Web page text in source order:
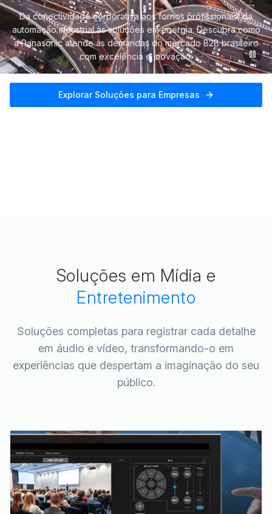
Da conectividade corporativa aos fornos profissionais, da
automação industrial às soluções em energia. Descubra como
a Panasonic atende às demandas do mercado B2B brasileiro
com excelência e inovação.
Explorar Soluções para Empresas
Soluções em Mídia e
Entretenimento
Soluções completas para registrar cada detalhe
em áudio e vídeo, transformando-o em
experiências que despertam a imaginação do seu
público.